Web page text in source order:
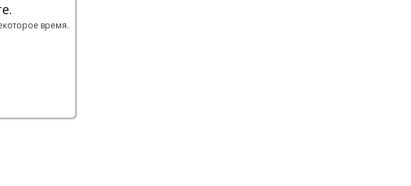
время.